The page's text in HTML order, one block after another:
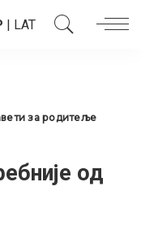
| LAT
за родитеље
од